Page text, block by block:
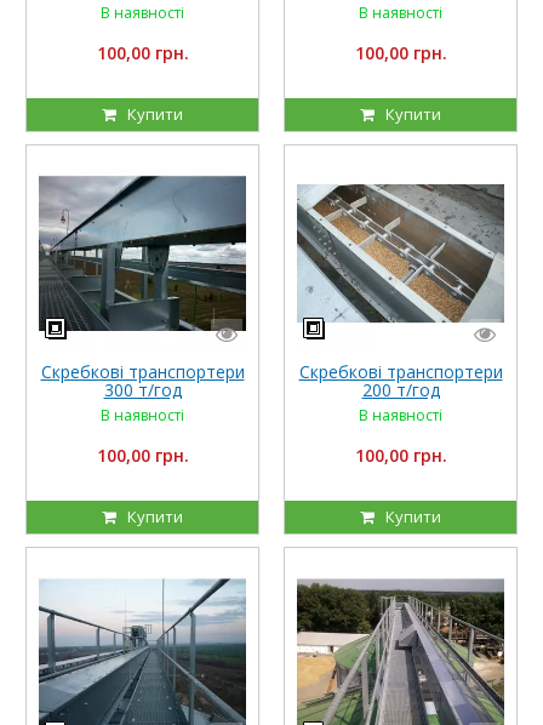
В наявності
100,00 грн.
Купити
В наявності
100,00 грн.
Купити
Скребкові транспортери
300 т/год
В наявності
100,00 грн.
Купити
Скребкові транспортери
200 т/год
В наявності
100,00 грн.
Купити